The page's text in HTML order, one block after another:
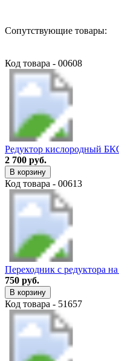
Сопутствующие товары:
Код товара - 00608
Редуктор кислородный
2 700 руб.
В корзину
Код товара - 00613
Переходник с редуктора
750 руб.
В корзину
Код товара - 51657